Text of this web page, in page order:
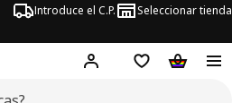
Introduce el C.P. Seleccionar tienda
Hej! Iniciar sesión
Lista de deseos
Carrito